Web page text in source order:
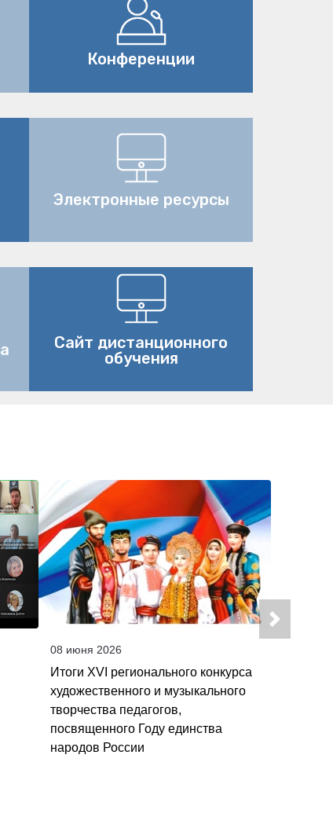
🦄
Конференции
Электронные ресурсы
Сайт дистанционного
обучения
08 июня 2026
Итоги XVI регионального конкурса
художественного и музыкального
творчества педагогов,
посвященного Году единства
народов России